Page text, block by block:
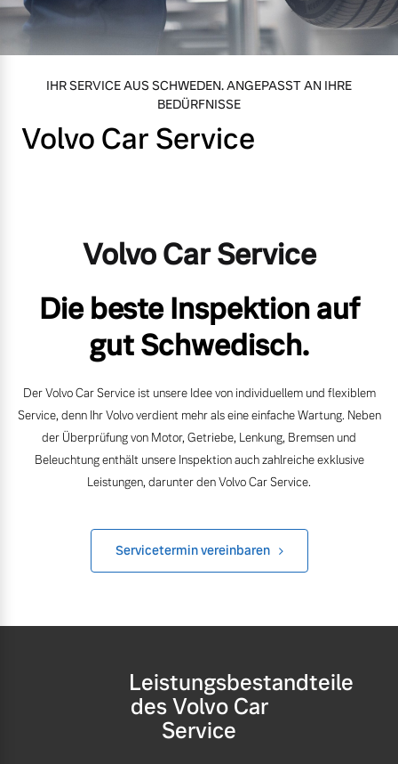
Mild-Hybrid
Editionsmodelle
Angebot anfragen
Fahrzeug konfigurieren
Sofort verfügbare Fahrzeuge
Mehr erfahren
Volvo Gebrauchtwagenbörse
Gebrauchtwagen
Service by Volvo
Vielzahl von Original
Volvo Winter- und
Sommer Kompletträder.
Bitte sprechen Sie uns
direkt an.
Entdecken Sie unsere
Mehr erfahren
Kontakt und Anfahrt
Unsere News & Events
IHR SERVICE AUS SCHWEDEN. ANGEPASST AN IHRE
BEDÜRFNISSE
Volvo Car Service
Volvo Car Service
Die beste Inspektion auf
gut Schwedisch.
Der Volvo Car Service ist unsere Idee von individuellem und flexiblem
Service, denn Ihr Volvo verdient mehr als eine einfache Wartung. Neben
der Überprüfung von Motor, Getriebe, Lenkung, Bremsen und
Beleuchtung enthält unsere Inspektion auch zahlreiche exklusive
Leistungen, darunter den Volvo Car Service.
Servicetermin vereinbaren
Leistungsbestandteile
des Volvo Car
Service